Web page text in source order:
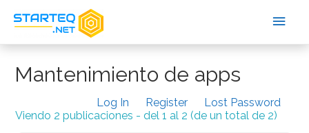
Mantenimiento de apps
Log In Register
Lost Password
Viendo 2 publicaciones - del 1 al 2 (de un total de 2)